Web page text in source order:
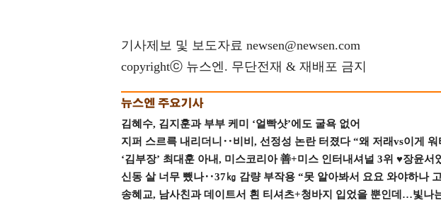
기사제보 및 보도자료 newsen@newsen.com
copyrightⓒ 뉴스엔. 무단전재 & 재배포 금지
김혜수, 김지훈과 부부 케미 ‘얼빡샷’에도 굴욕 없어
지퍼 스르륵 내리더니‥비비, 선정성 논란 터졌다 “왜 저래vs이게 워
‘김부장’ 최대훈 아내, 미스코리아 善+미스 인터내셔널 3위 ♥장윤서
신동 살 너무 뺐나‥37㎏ 감량 부작용 “못 알아봐서 요요 와야하나
송혜교, 남사친과 데이트서 흰 티셔츠+청바지 입었을 뿐인데…빛나